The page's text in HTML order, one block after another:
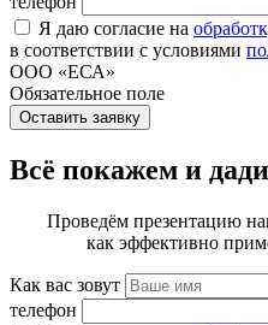
Я даю согласие на
в соответствии с условиями
ООО «ЕСА»
Обязательное поле
Оставить заявку
Всё покажем и
Проведём презентацию
как эффективно
Как вас зовут
телефон